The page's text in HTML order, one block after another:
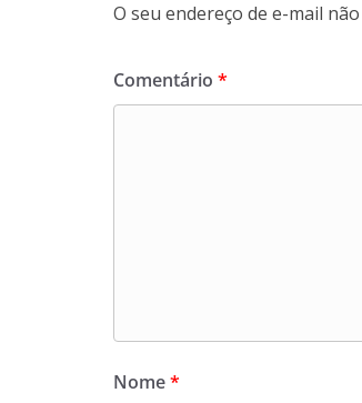
O seu endereço de e-mail
Comentário *
Nome*